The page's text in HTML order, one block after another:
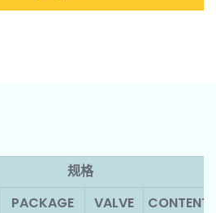
规格
PACKAGE VALVE CONTENT